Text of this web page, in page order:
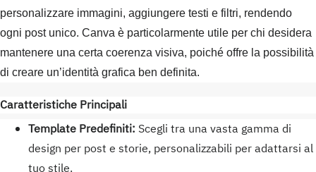
personalizzare immagini, aggiungere testi e filtri, rendendo
ogni post unico. Canva è particolarmente utile per chi desidera
mantenere una certa coerenza visiva, poiché offre la possibilità
di creare un’identità grafica ben definita.
Caratteristiche Principali
Template Predefiniti: Scegli tra una vasta gamma di
design per post e storie, personalizzabili per adattarsi al
tuo stile.